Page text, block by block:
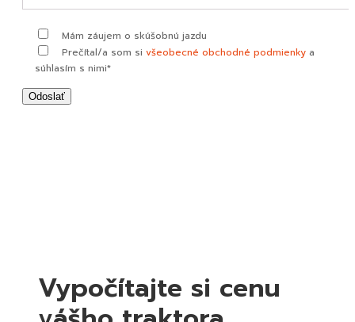
Mám záujem o skúšobnú jazdu
Prečítal/a som si všeobecné obchodné podmienky a
súhlasím s nimi*
Vypočítajte si cenu